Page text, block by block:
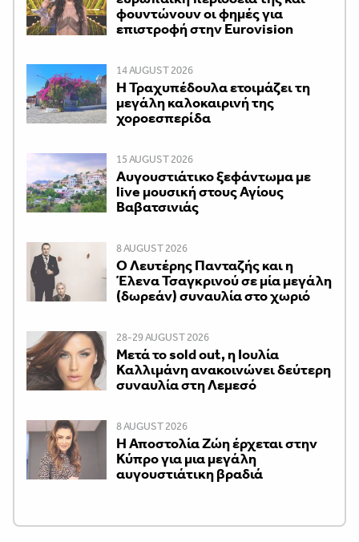
φουντώνουν οι φημές για
επιστροφή στην Eurovision
14 AUGUST 2026
Η Τραχυπέδουλα ετοιμάζει τη
μεγάλη καλοκαιρινή της
χοροεσπερίδα
15 AUGUST 2026
Αυγουστιάτικο ξεφάντωμα με
live μουσική στους Αγίους
Βαβατσινιάς
8 AUGUST 2026
Ο Λευτέρης Πανταζής και η
Έλενα Τσαγκρινού σε μία μεγάλη
(δωρεάν) συναυλία στο χωριό
28-29 AUGUST 2026
Μετά το sold out, η Ιουλία
Καλλιμάνη ανακοινώνει δεύτερη
συναυλία στη Λεμεσό
8 AUGUST 2026
Η Αποστολία Ζώη έρχεται στην
Κύπρο για μια μεγάλη
αυγουστιάτικη βραδιά